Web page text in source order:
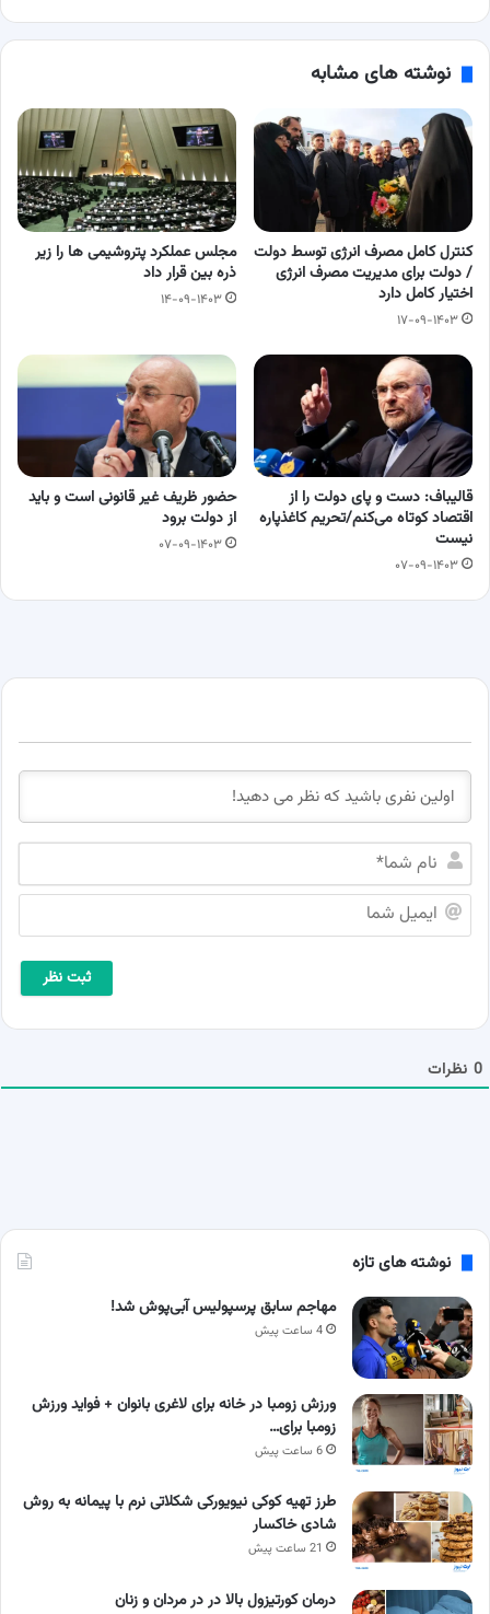
نوشته های مشابه
کنترل کامل مصرف انرژی توسط دولت
/ دولت برای مدیریت مصرف انرژی
اختیار کامل دارد
۱۷-۰۹-۱۴۰۳
مجلس عملکرد پتروشیمی ها را زیر
ذره بین قرار داد
۱۴-۰۹-۱۴۰۳
قالیباف: دست و پای دولت را از
اقتصاد کوتاه می‌کنم/تحریم کاغذپاره
نیست
۰۷-۰۹-۱۴۰۳
حضور ظریف غیر قانونی است و باید
از دولت برود
۰۷-۰۹-۱۴۰۳
م
م
م
0 نظرات
نوشته های تازه
مهاجم سابق پرسپولیس آبی‌پوش شد!
4 ساعت پیش
ورزش زومبا در خانه برای لاغری بانوان + فواید ورزش
زومبا برای…
6 ساعت پیش
طرز تهیه کوکی نیویورکی شکلاتی نرم با پیمانه به روش
شادی خاکسار
21 ساعت پیش
درمان کورتیزول بالا در در مردان و زنان